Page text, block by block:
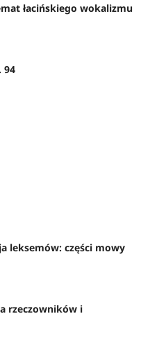
łacińskiego wokalizmu
94
leksemów: części mowy
rzeczowników i